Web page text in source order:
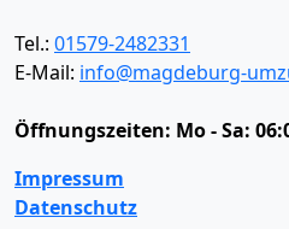
Tel.: 01579-2482331
E-Mail: info@magdeburg-
Öffnungszeiten: Mo - Sa:
Impressum
Datenschutz